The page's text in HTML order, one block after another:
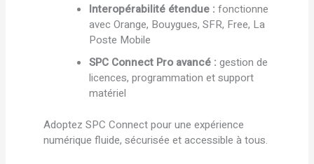
Interopérabilité étendue : fonctionne
avec Orange, Bouygues, SFR, Free, La
Poste Mobile
SPC Connect Pro avancé : gestion de
licences, programmation et support
matériel
Adoptez SPC Connect pour une expérience
numérique fluide, sécurisée et accessible à tous.